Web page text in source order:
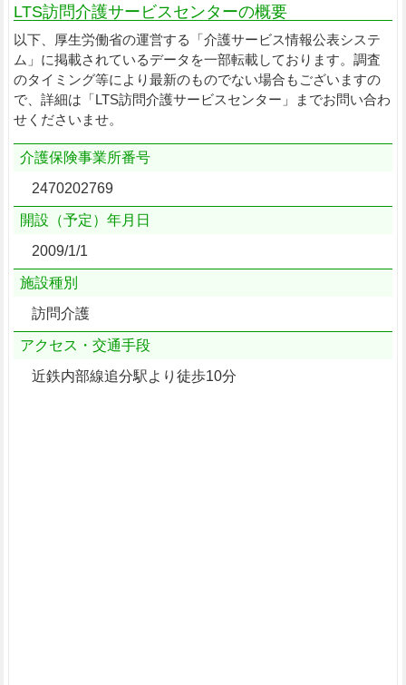
LTS訪問介護サービスセンターの概要
以下、厚生労働省の運営する「介護サービス情報公表システ
ム」に掲載されているデータを一部転載しております。調査
のタイミング等により最新のものでない場合もございますの
で、詳細は「LTS訪問介護サービスセンター」までお問い合わ
せくださいませ。
介護保険事業所番号
2470202769
開設（予定）年月日
2009/1/1
施設種別
訪問介護
アクセス・交通手段
近鉄内部線追分駅より徒歩10分